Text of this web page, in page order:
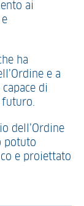
ai
ha
e a
di
futuro.
dell’Ordine
potuto
e proiettato